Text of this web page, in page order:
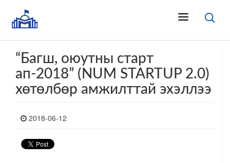
“Багш, оюутны старт
ап-2018” (NUM STARTUP 2.0)
хөтөлбөр амжилттай эхэллээ
2018-06-12